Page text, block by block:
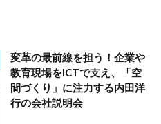
変革の最前線を担う！企業や
教育現場をICTで支え、「空
間づくり」に注力する内田洋
行の会社説明会